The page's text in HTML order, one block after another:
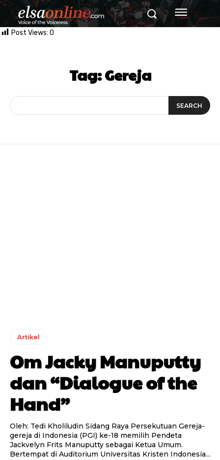
Post Views: 0
Tag:Gereja
SEARCH
Artikel
Om Jacky Manuputty
dan “Dialogue of the
Hand”
Oleh: Tedi Kholiludin Sidang Raya Persekutuan Gereja-
gereja di Indonesia (PGI) ke-18 memilih Pendeta
Jackvelyn Frits Manuputty sebagai Ketua Umum.
Bertempat di Auditorium Universitas Kristen Indonesia...